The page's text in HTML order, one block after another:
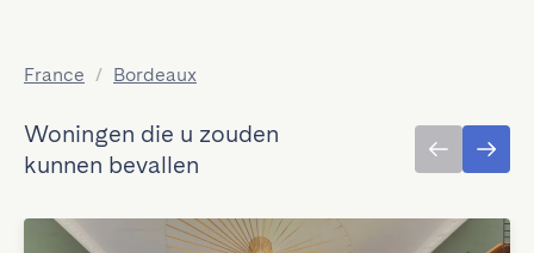
France / Bordeaux
Woningen die u zouden
kunnen bevallen